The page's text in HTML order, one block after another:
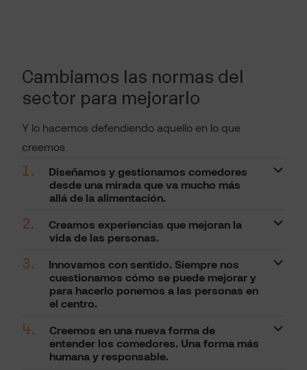
Cambiamos las normas del
sector para mejorarlo
Y lo hacemos defendiendo aquello en lo que
creemos.
1.
Diseñamos y gestionamos comedores
desde una mirada que va mucho más
allá de la alimentación.
2.
Creamos experiencias que mejoran la
vida de las personas.
3.
Innovamos con sentido. Siempre nos
cuestionamos cómo se puede mejorar y
para hacerlo ponemos a las personas en
el centro.
4.
Creemos en una nueva forma de
entender los comedores. Una forma más
humana y responsable.